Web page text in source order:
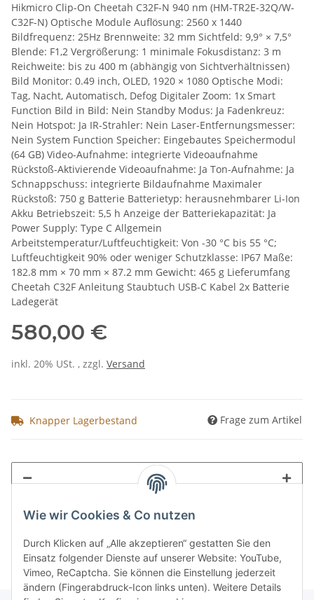
Wie wir Cookies & Co nutzen
Durch Klicken auf „Alle akzeptieren“ gestatten Sie den
Einsatz folgender Dienste auf unserer Website: YouTube,
Vimeo, ReCaptcha. Sie können die Einstellung jederzeit
ändern (Fingerabdruck-Icon links unten). Weitere Details
Hikmicro Clip-On Cheetah C32F-N 940 nm (HM-TR2E-32Q/W-
C32F-N) Optische Module Auflösung: 2560 x 1440
Bildfrequenz: 25Hz Brennweite: 32 mm Sichtfeld: 9,9° × 7,5°
Blende: F1,2 Vergrößerung: 1 minimale Fokusdistanz: 3 m
Reichweite: bis zu 400 m (abhängig von Sichtverhältnissen)
Bild Monitor: 0.49 inch, OLED, 1920 × 1080 Optische Modi:
Tag, Nacht, Automatisch, Defog Digitaler Zoom: 1x Smart
Function Bild in Bild: Nein Standby Modus: Ja Fadenkreuz:
Nein Hotspot: Ja IR-Strahler: Nein Laser-Entfernungsmesser:
Nein System Function Speicher: Eingebautes Speichermodul
(64 GB) Video-Aufnahme: integrierte Videoaufnahme
Rückstoß-Aktivierende Videoaufnahme: Ja Ton-Aufnahme: Ja
Schnappschuss: integrierte Bildaufnahme Maximaler
Rückstoß: 750 g Batterie Batterietyp: herausnehmbarer Li-Ion
Akku Betriebszeit: 5,5 h Anzeige der Batteriekapazität: Ja
Power Supply: Type C Allgemein
Arbeitstemperatur/Luftfeuchtigkeit: Von -30 °C bis 55 °C;
Luftfeuchtigkeit 90% oder weniger Schutzklasse: IP67 Maße:
182.8 mm × 70 mm × 87.2 mm Gewicht: 465 g Lieferumfang
Cheetah C32F Anleitung Staubtuch USB-C Kabel 2x Batterie
Ladegerät
580,00 €
inkl. 20% USt. , zzgl. Versand
Knapper Lagerbestand Frage zum Artikel